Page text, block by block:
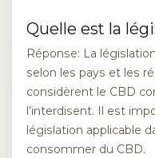
Quelle est la
Réponse: La
selon les pays et les
considèrent le CBD
l’interdisent. Il est
législation applicable
consommer du CBD.